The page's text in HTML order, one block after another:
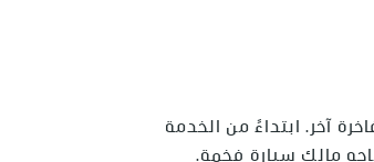
آخر. ابتداءً من الخدمة